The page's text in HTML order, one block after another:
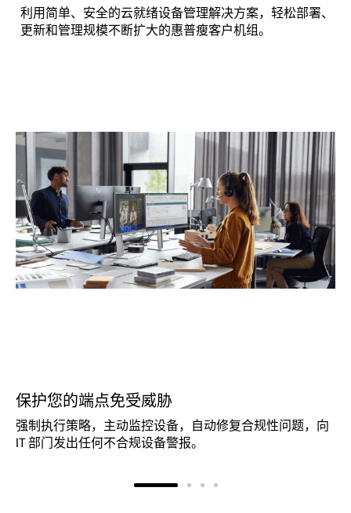
利用简单、安全的云就绪设备管理解决方案，轻松部署、
更新和管理规模不断扩大的惠普瘦客户机组。
保护您的端点免受威胁
强制执行策略，主动监控设备，自动修复合规性问题，向
IT 部门发出任何不合规设备警报。